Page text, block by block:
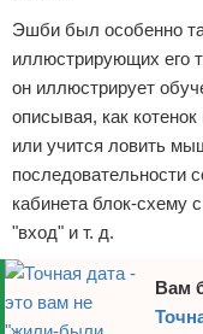
Эшби был особенно
иллюстрирующих его
он иллюстрирует
описывая, как
или учится ловить
последовательности
кабинета блок-схему
"вход" и т. д.
Вам